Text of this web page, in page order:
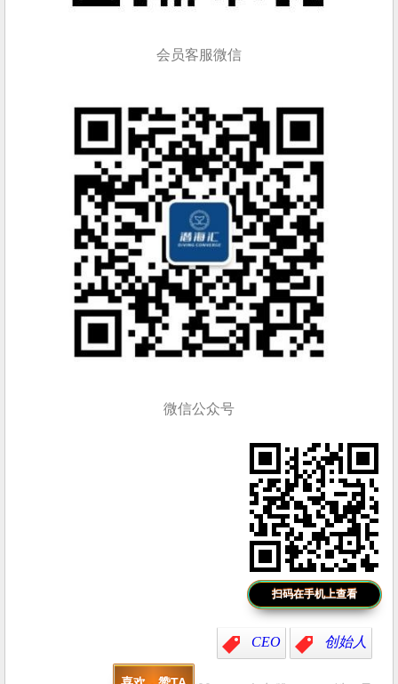
会员客服微信
微信公众号
扫码在手机上查看
CEO 创始人